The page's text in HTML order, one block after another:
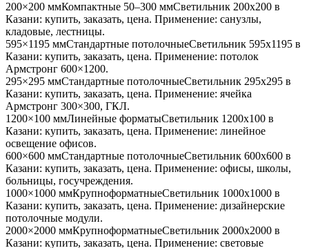
200×200 ммКомпактные 50–300 ммСветильник 200x200 в
Казани: купить, заказать, цена. Применение: санузлы,
кладовые, лестницы.
595×1195 ммСтандартные потолочныеСветильник 595x1195 в
Казани: купить, заказать, цена. Применение: потолок
Армстронг 600×1200.
295×295 ммСтандартные потолочныеСветильник 295x295 в
Казани: купить, заказать, цена. Применение: ячейка
Армстронг 300×300, ГКЛ.
1200×100 ммЛинейные форматыСветильник 1200x100 в
Казани: купить, заказать, цена. Применение: линейное
освещение офисов.
600×600 ммСтандартные потолочныеСветильник 600x600 в
Казани: купить, заказать, цена. Применение: офисы, школы,
больницы, госучреждения.
1000×1000 ммКрупноформатныеСветильник 1000x1000 в
Казани: купить, заказать, цена. Применение: дизайнерские
потолочные модули.
2000×2000 ммКрупноформатныеСветильник 2000x2000 в
Казани: купить, заказать, цена. Применение: световые